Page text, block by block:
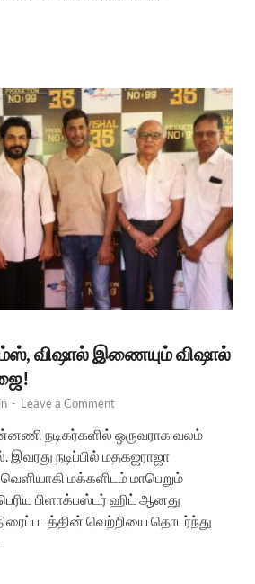
விஷால் இணையும் விஷால்
- Leave a Comment
நடிகர்களில் ஒருவராக வலம்
இவரது நடிப்பில் மதகஜராஜா
மக்களிடம் மாபெறும்
பிளாக்பஸ்டர் ஹிட் ஆனது
வெற்றியை தொடர்ந்து